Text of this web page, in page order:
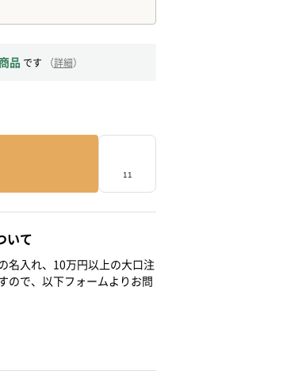
品 です （詳細）
いて
名入れ、10万円以上の大口注
ので、以下フォームよりお問